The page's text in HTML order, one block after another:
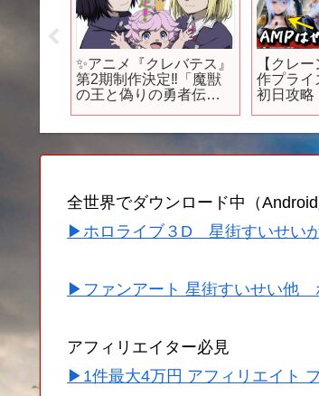
✨アニメ『クレバテス』
第2期制作決定‼️「魔獣
の王と偽りの勇者伝
【クレ
作プライ
初日攻略
た！！
ム坂戸
全世界でダウンロード中（Android
▶ホロライブ３D 星街すいせい
▶ファンアート 星街すいせい他
アフィリエイター必見
▶1件最大4万円 アフィリエイト